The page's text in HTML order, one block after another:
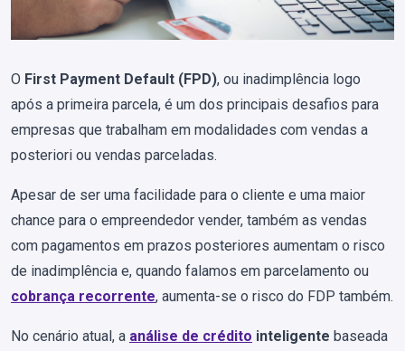
O First Payment Default (FPD), ou inadimplência logo
após a primeira parcela, é um dos principais desafios para
empresas que trabalham em modalidades com vendas a
posteriori ou vendas parceladas.
Apesar de ser uma facilidade para o cliente e uma maior
chance para o empreendedor vender, também as vendas
com pagamentos em prazos posteriores aumentam o risco
de inadimplência e, quando falamos em parcelamento ou
cobrança recorrente, aumenta-se o risco do FDP também.
No cenário atual, a análise de crédito inteligente baseada